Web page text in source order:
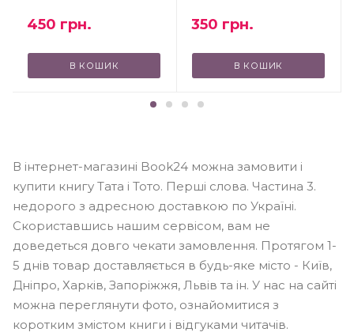
450 грн.
В КОШИК
350 грн.
В КОШИК
В інтернет-магазині Book24 можна замовити і
купити книгу Тата і Тото. Перші слова. Частина 3.
недорого з адресною доставкою по Україні.
Скориставшись нашим сервісом, вам не
доведеться довго чекати замовлення. Протягом 1-
5 днів товар доставляється в будь-яке місто - Київ,
Дніпро, Харків, Запоріжжя, Львів та ін. У нас на сайті
можна переглянути фото, ознайомитися з
коротким змістом книги і відгуками читачів.